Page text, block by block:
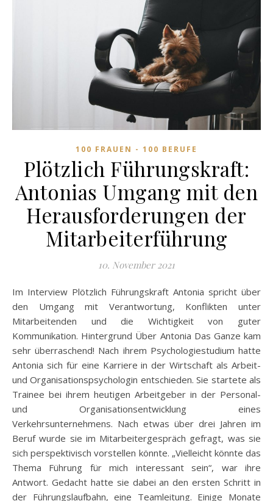
100 FRAUEN - 100 BERUFE
Plötzlich Führungskraft:
Antonias Umgang mit den
Herausforderungen der
Mitarbeiterführung
10. November 2021
Im Interview Plötzlich Führungskraft Antonia spricht über
den Umgang mit Verantwortung, Konflikten unter
Mitarbeitenden und die Wichtigkeit von guter
Kommunikation. Hintergrund Über Antonia Das Ganze kam
sehr überraschend! Nach ihrem Psychologiestudium hatte
Antonia sich für eine Karriere in der Wirtschaft als Arbeit-
und Organisationspsychologin entschieden. Sie startete als
Trainee bei ihrem heutigen Arbeitgeber in der Personal-
und Organisationsentwicklung eines
Verkehrsunternehmens. Nach etwas über drei Jahren im
Beruf wurde sie im Mitarbeitergespräch gefragt, was sie
sich perspektivisch vorstellen könnte. „Vielleicht könnte das
Thema Führung für mich interessant sein“, war ihre
Antwort. Gedacht hatte sie dabei an den ersten Schritt in
der Führungslaufbahn, eine Teamleitung. Einige Monate